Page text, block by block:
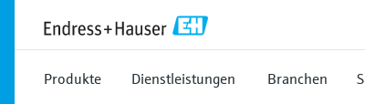
Produkte Dienstleistungen Branchen